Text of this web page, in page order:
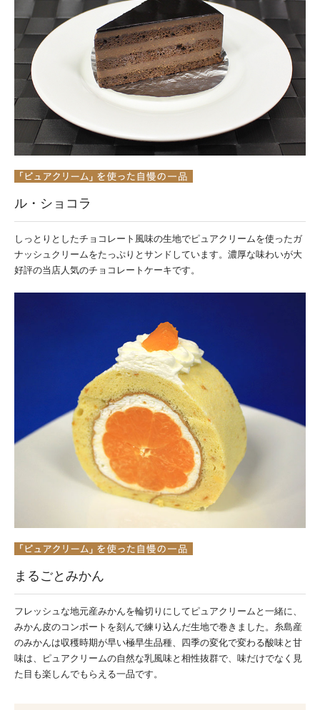
ル・ショコラ
しっとりとしたチョコレート風味の生地でピュアクリームを使ったガ
ナッシュクリームをたっぷりとサンドしています。濃厚な味わいが大
好評の当店人気のチョコレートケーキです。
まるごとみかん
フレッシュな地元産みかんを輪切りにしてピュアクリームと一緒に、
みかん皮のコンポートを刻んで練り込んだ生地で巻きました。糸島産
のみかんは収穫時期が早い極早生品種、四季の変化で変わる酸味と甘
味は、ピュアクリームの自然な乳風味と相性抜群で、味だけでなく見
た目も楽しんでもらえる一品です。